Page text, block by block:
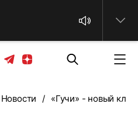
ТелеграмЯндекс дзен
«Гучи» - новый